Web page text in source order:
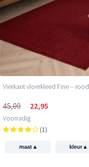
Vierkant vloerkleed Fine – rood
45,00 22,95
Voorradig
(1)
maat ▴ kleur▴